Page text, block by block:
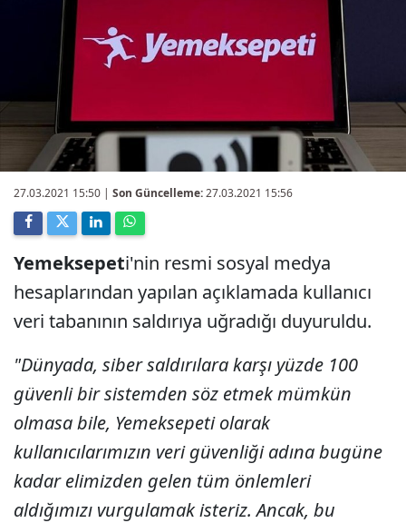
27.03.2021 15:50 | Son Güncelleme:27.03.2021 15:56
Yemeksepeti'nin resmi sosyal medya
hesaplarından yapılan açıklamada kullanıcı
veri tabanının saldırıya uğradığı duyuruldu.
"Dünyada, siber saldırılara karşı yüzde 100
güvenli bir sistemden söz etmek mümkün
olmasa bile, Yemeksepeti olarak
kullanıcılarımızın veri güvenliği adına bugüne
kadar elimizden gelen tüm önlemleri
aldığımızı vurgulamak isteriz. Ancak, bu